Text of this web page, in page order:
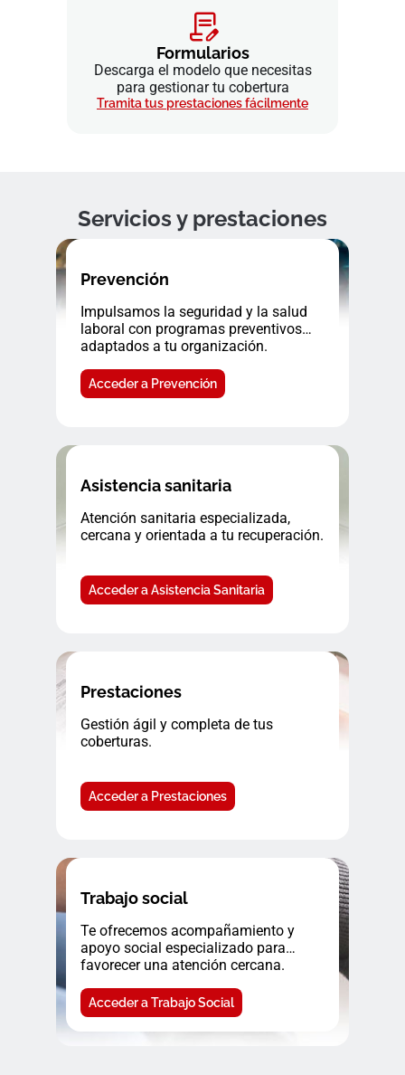
Formularios
Descarga el modelo que necesitas
para gestionar tu cobertura
Tramita tus prestaciones fácilmente
Servicios y prestaciones
Prevención
Impulsamos la seguridad y la salud
laboral con programas preventivos
adaptados a tu organización.
Acceder a Prevención
Asistencia sanitaria
Atención sanitaria especializada,
cercana y orientada a tu recuperación.
Acceder a Asistencia Sanitaria
Prestaciones
Gestión ágil y completa de tus
coberturas.
Acceder a Prestaciones
Trabajo social
Te ofrecemos acompañamiento y
apoyo social especializado para
favorecer una atención cercana.
Acceder a Trabajo Social